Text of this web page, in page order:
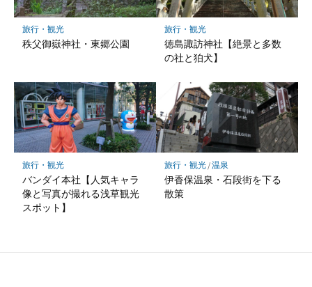
旅行・観光
秩父御嶽神社・東郷公園
旅行・観光
徳島諏訪神社【絶景と多数
の社と狛犬】
旅行・観光
バンダイ本社【人気キャラ
像と写真が撮れる浅草観光
スポット】
旅行・観光/温泉
伊香保温泉・石段街を下る
散策